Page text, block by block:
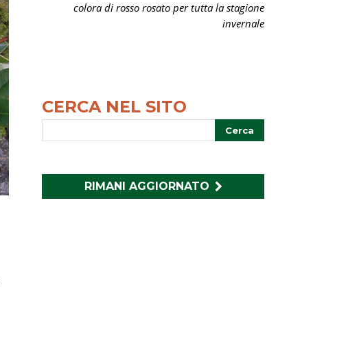
colora di rosso rosato per tutta la stagione
invernale
CERCA NEL SITO
RIMANI AGGIORNATO